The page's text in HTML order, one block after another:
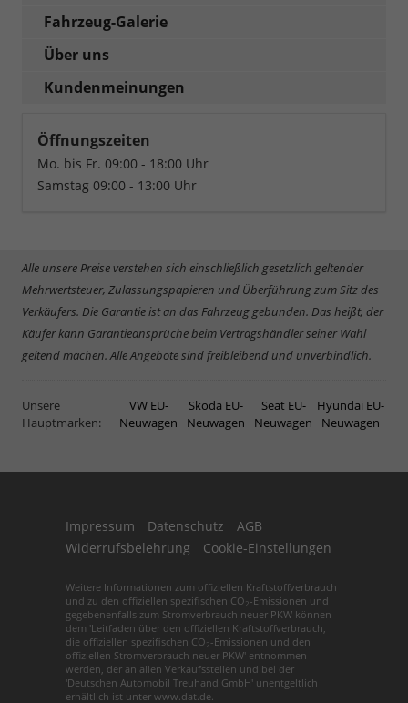
Fahrzeug-Galerie
Über uns
Kundenmeinungen
Öffnungszeiten
Mo. bis Fr. 09:00 - 18:00 Uhr
Samstag 09:00 - 13:00 Uhr
Alle unsere Preise verstehen sich einschließlich gesetzlich geltender
Mehrwertsteuer, Zulassungspapieren und Überführung zum Sitz des
Verkäufers. Die Garantie ist an das Fahrzeug gebunden. Das heißt, der
Käufer kann Garantieansprüche beim Vertragshändler seiner Wahl
geltend machen. Alle Angebote sind freibleibend und unverbindlich.
Unsere
Hauptmarken:
VW EU-
Neuwagen
Skoda EU-
Neuwagen
Seat EU-
Neuwagen
Hyundai EU-
Neuwagen
Impressum Datenschutz
AGB
Widerrufsbelehrung
Cookie-Einstellungen
Weitere Informationen zum offiziellen Kraftstoffverbrauch
und zu den offiziellen spezifischen CO2 -Emissionen und
gegebenenfalls zum Stromverbrauch neuer PKW können
dem 'Leitfaden über den offiziellen Kraftstoffverbrauch,
die offiziellen spezifischen CO2 -Emissionen und den
offiziellen Stromverbrauch neuer PKW' entnommen
werden, der an allen Verkaufsstellen und bei der
'Deutschen Automobil Treuhand GmbH' unentgeltlich
erhältlich ist unter www.dat.de.